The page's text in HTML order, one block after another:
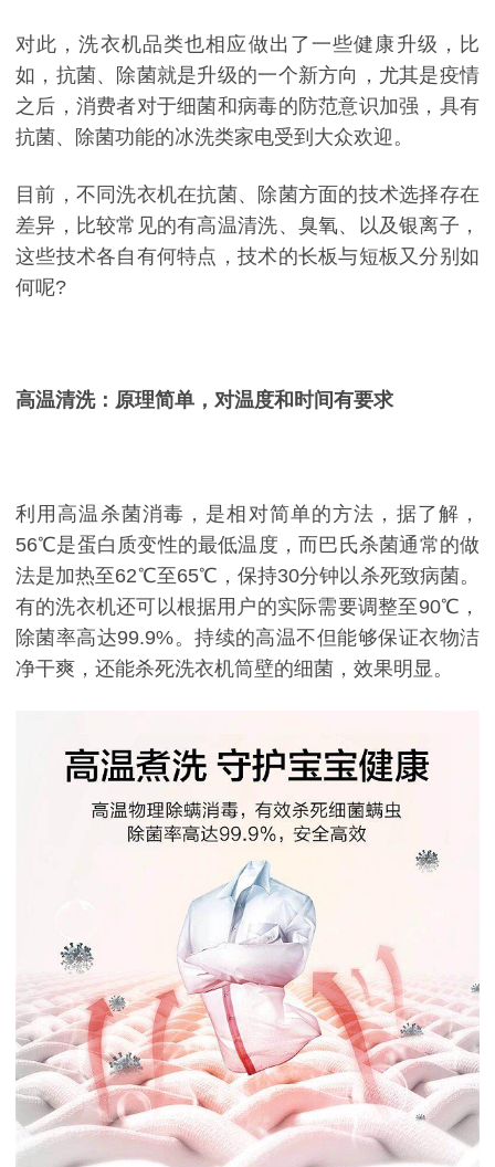
对此，洗衣机品类也相应做出了一些健康升级，比
如，抗菌、除菌就是升级的一个新方向，尤其是疫情
之后，消费者对于细菌和病毒的防范意识加强，具有
抗菌、除菌功能的冰洗类家电受到大众欢迎。
目前，不同洗衣机在抗菌、除菌方面的技术选择存在
差异，比较常见的有高温清洗、臭氧、以及银离子，
这些技术各自有何特点，技术的长板与短板又分别如
何呢?
高温清洗：原理简单，对温度和时间有要求
利用高温杀菌消毒，是相对简单的方法，据了解，
56℃是蛋白质变性的最低温度，而巴氏杀菌通常的做
法是加热至62℃至65℃，保持30分钟以杀死致病菌。
有的洗衣机还可以根据用户的实际需要调整至90℃，
除菌率高达99.9%。持续的高温不但能够保证衣物洁
净干爽，还能杀死洗衣机筒壁的细菌，效果明显。